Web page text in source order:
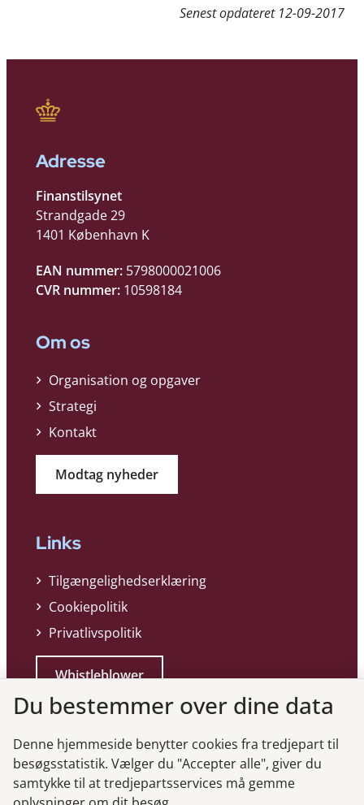
Senest opdateret 12-09-2017
Adresse
Finanstilsynet
Strandgade 29
1401 København K
EAN nummer: 5798000021006
CVR nummer: 10598184
Om os
Organisation og opgaver
Strategi
Kontakt
Modtag nyheder
Links
Tilgængelighedserklæring
Cookiepolitik
Privatlivspolitik
Whistleblower
Du bestemmer over dine data
Denne hjemmeside benytter cookies fra tredjepart til
besøgsstatistik. Vælger du "Accepter alle", giver du
samtykke til at tredjepartsservices må gemme